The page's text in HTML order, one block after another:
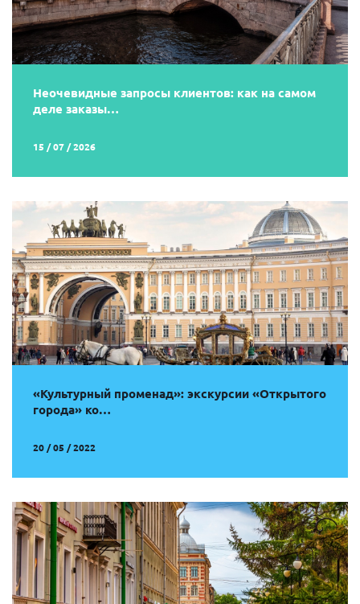
Неочевидные запросы клиентов: как на самом
деле заказы…
15 / 07 / 2026
«Культурный променад»: экскурсии «Открытого
города» ко…
20 / 05 / 2022